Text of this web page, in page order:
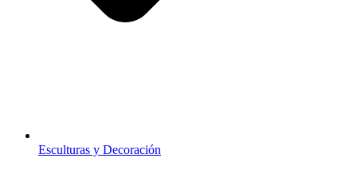
Esculturas y Decoración